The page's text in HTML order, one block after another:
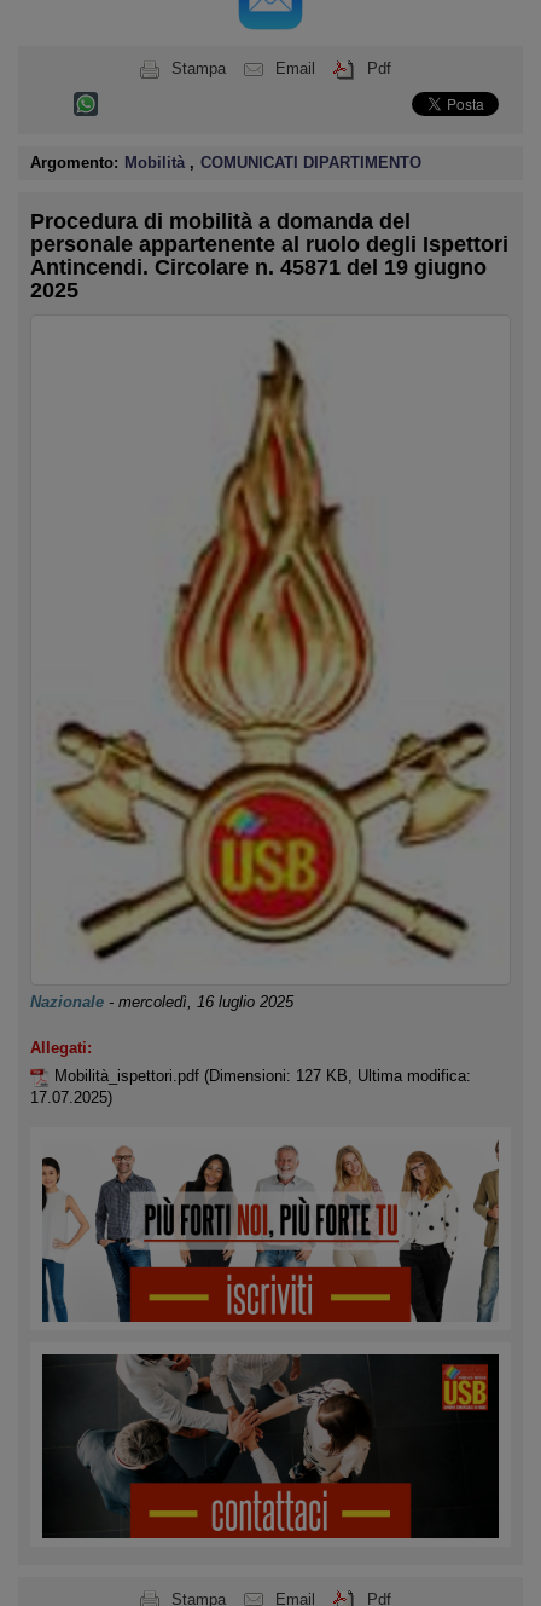
Stampa Email Pdf
Argomento: Mobilità , COMUNICATI DIPARTIMENTO
Procedura di mobilità a domanda del
personale appartenente al ruolo degli Ispettori
Antincendi. Circolare n. 45871 del 19 giugno
2025
Nazionale - mercoledì, 16 luglio 2025
Allegati:
Mobilità_ispettori.pdf (Dimensioni: 127 KB, Ultima modifica:
17.07.2025)
Stampa Email Pdf